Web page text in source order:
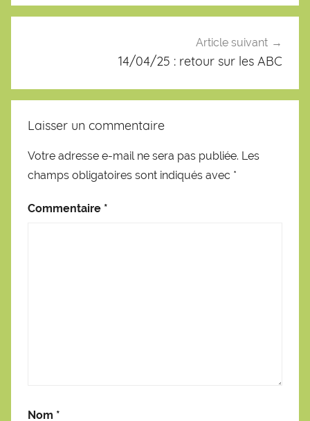
Article suivant
14/04/25 : retour sur les ABC
Laisser un commentaire
Votre adresse e-mail ne sera pas publiée. Les
champs obligatoires sont indiqués avec *
Commentaire *
Nom *